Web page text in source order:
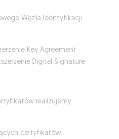
Węzła Identyfikacji
Key Agreement
Digital Signature
realizujemy
certyfikatów: